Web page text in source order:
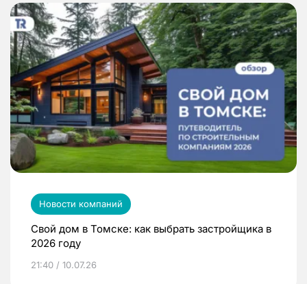
Новости компаний
Свой дом в Томске: как выбрать застройщика в
2026 году
21:40 / 10.07.26